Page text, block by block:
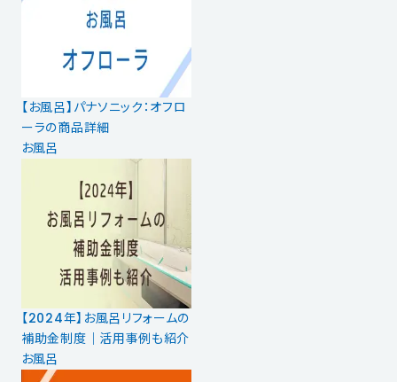
【お風呂】パナソニック：オフロ
ーラの商品詳細
お風呂
【2024年】お風呂リフォームの
補助金制度｜活用事例も紹介
お風呂